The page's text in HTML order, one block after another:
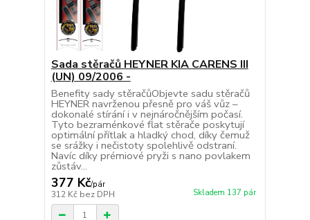
Sada stěračů HEYNER KIA CARENS III
(UN) 09/2006 -
Benefity sady stěračůObjevte sadu stěračů
HEYNER navrženou přesně pro váš vůz –
dokonalé stírání i v nejnáročnějším počasí.
Tyto bezraménkové flat stěrače poskytují
optimální přítlak a hladký chod, díky čemuž
se srážky i nečistoty spolehlivě odstraní.
Navíc díky prémiové pryži s nano povlakem
zůstáv...
377 Kč/pár
312 Kč bez DPH Skladem 137 pár